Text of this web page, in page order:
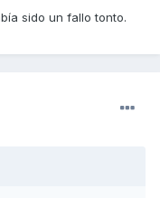
sido un fallo tonto.